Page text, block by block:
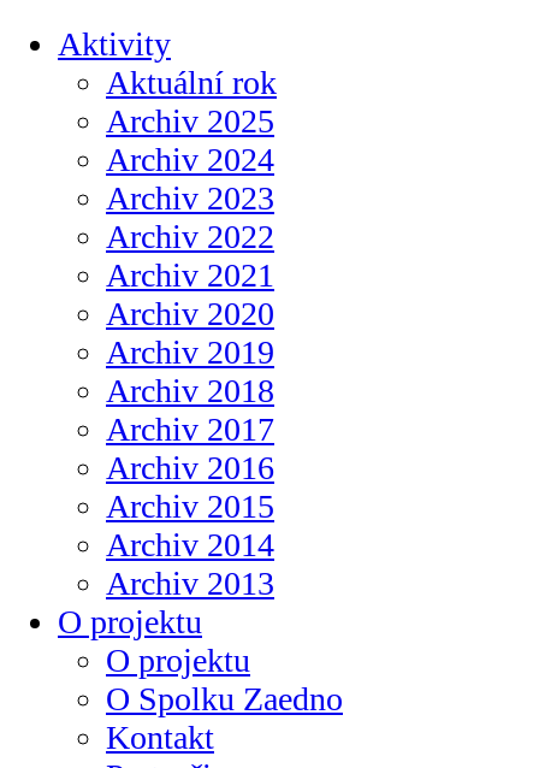
Aktivity
Aktuální rok
Archiv 2025
Archiv 2024
Archiv 2023
Archiv 2022
Archiv 2021
Archiv 2020
Archiv 2019
Archiv 2018
Archiv 2017
Archiv 2016
Archiv 2015
Archiv 2014
Archiv 2013
O projektu
O projektu
O Spolku Zaedno
Kontakt